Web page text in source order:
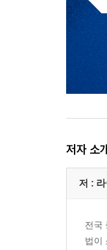
저자 소
저 :
전국
법이